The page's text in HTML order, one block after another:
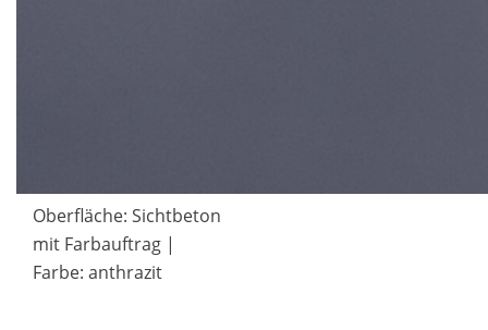
Oberfläche: Sichtbeton
mit Farbauftrag |
Farbe: anthrazit